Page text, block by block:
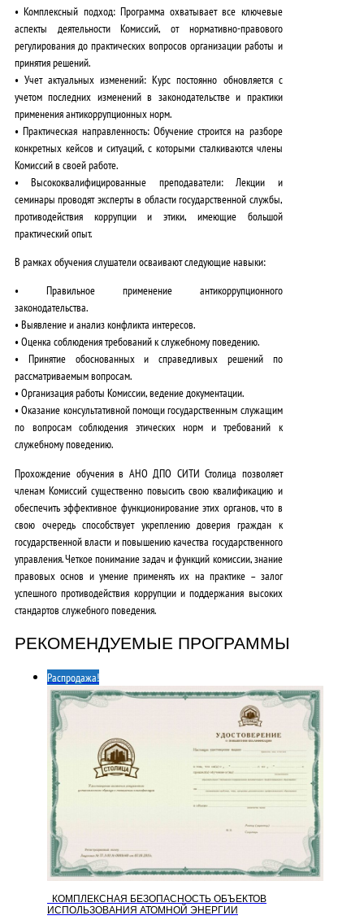
•Комплексный подход:Программа охватывает все ключевые
аспекты деятельности Комиссий, от нормативно-правового
регулирования до практических вопросов организации работы и
принятия решений.
•Учет актуальных изменений: Курс постоянно обновляется с
учетом последних изменений в законодательстве и практики
применения антикоррупционных норм.
•Практическая направленность:Обучение строится на разборе
конкретных кейсов и ситуаций, с которыми сталкиваются члены
Комиссий в своей работе.
•Высококвалифицированные преподаватели:Лекции и
семинары проводят эксперты в области государственной службы,
противодействия коррупции и этики, имеющие большой
практический опыт.
В рамках обучения слушатели осваивают следующие навыки:
• Правильное применение антикоррупционного
законодательства.
• Выявление и анализ конфликта интересов.
• Оценка соблюдения требований к служебному поведению.
• Принятие обоснованных и справедливых решений по
рассматриваемым вопросам.
• Организация работы Комиссии, ведение документации.
• Оказание консультативной помощи государственным служащим
по вопросам соблюдения этических норм и требований к
служебному поведению.
Прохождение обучения в АНО ДПО СИТИ Столица позволяет
членам Комиссий существенно повысить свою квалификацию и
обеспечить эффективное функционирование этих органов, что в
свою очередь способствует укреплению доверия граждан к
государственной власти и повышению качества государственного
управления. Четкое понимание задач и функций комиссии, знание
правовых основ и умение применять их на практике – залог
успешного противодействия коррупции и поддержания высоких
стандартов служебного поведения.
РЕКОМЕНДУЕМЫЕ ПРОГРАММЫ
Распродажа!
КОМПЛЕКСНАЯ БЕЗОПАСНОСТЬ ОБЪЕКТОВ
ИСПОЛЬЗОВАНИЯ АТОМНОЙ ЭНЕРГИИ